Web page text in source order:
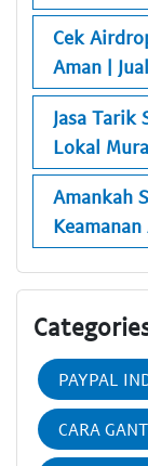
Cek
Aman |
Jasa Tarik
Lokal
Amankah
PAYPAL
CARA